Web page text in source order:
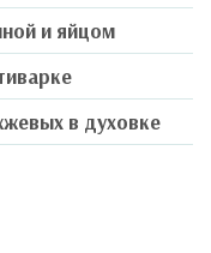
и яйцом
в духовке